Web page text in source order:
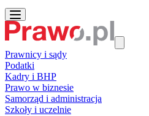
Prawnicy i sądy
Podatki
Kadry i BHP
Prawo w biznesie
Samorząd i administracja
Szkoły i uczelnie